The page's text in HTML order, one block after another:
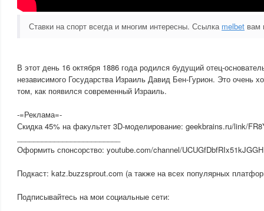
Ставки на спорт всегда и многим интересны. Ссылка melbet вам
В этот день 16 октября 1886 года родился будущий отец-
независимого Государства Израиль Давид Бен-Гурион. Это очень
том, как появился современный Израиль.
-=Реклама=-
Скидка 45% на факультет 3D-моделирование: geekbrains.ru/link/
Оформить спонсорство: youtube.com/channel/
Подкаст: katz.buzzsprout.com (а также на всех популярных
Подписывайтесь на мои социальные сети: